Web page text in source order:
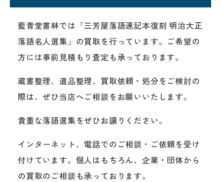
藍青堂書林では「三芳屋落語速記本復刻 明治大正
落語名人選集」の買取を行っています。ご希望の
方には事前見積もり査定も承っております。
蔵書整理、遺品整理、買取依頼・処分をご検討の
際は、ぜひ当店へご相談をお願いいたします。
貴重な落語選集をぜひお譲りください。
インターネット、電話でのご相談・ご依頼を受け
付けています。個人はもちろん、企業・団体から
の買取のご相談も承っております。